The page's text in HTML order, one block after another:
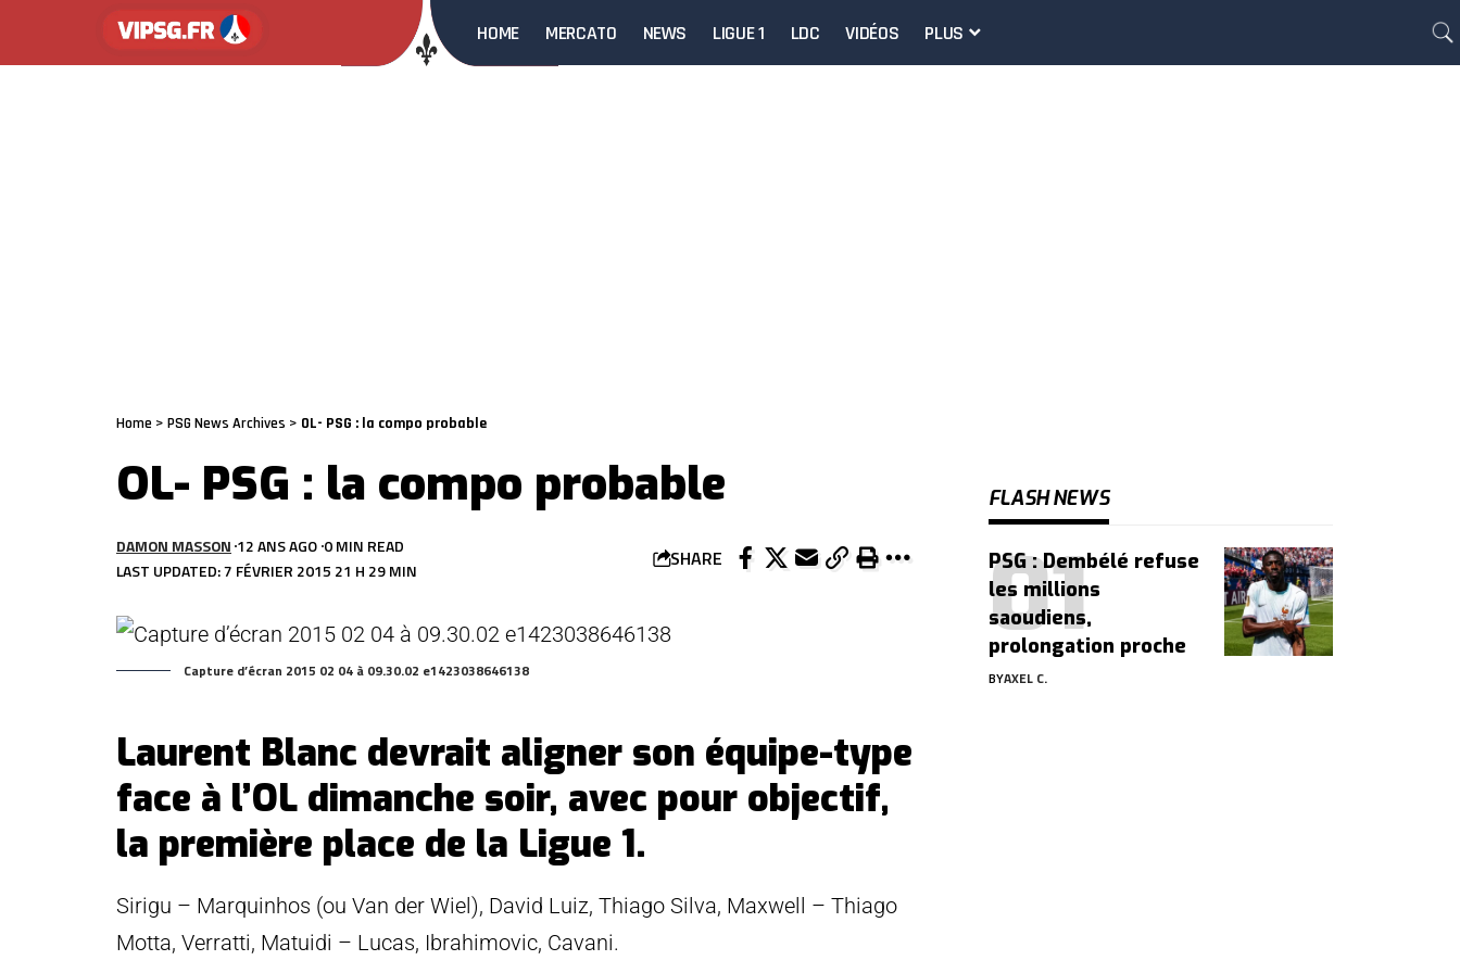
HOME MERCATO NEWS LIGUE 1 LDC VIDÉOS PLUS
Home > PSG News Archives > OL- PSG : la compo probable
OL- PSG : la compo probable
LAST UPDATED: 7 FÉVRIER 2015 21 H 29 MIN
DAMON MASSON 12 ANS AGO 0 MIN READ SHARE
Capture d’écran 2015 02 04 à 09.30.02 e1423038646138
Laurent Blanc devrait aligner son équipe-type
face à l’OL dimanche soir, avec pour objectif,
la première place de la Ligue 1.
Sirigu – Marquinhos (ou Van der Wiel), David Luiz, Thiago Silva, Maxwell – Thiago
Motta, Verratti, Matuidi – Lucas, Ibrahimovic, Cavani.
FLASH NEWS
PSG : Dembélé refuse
les millions
saoudiens,
prolongation proche
BYAXEL C.